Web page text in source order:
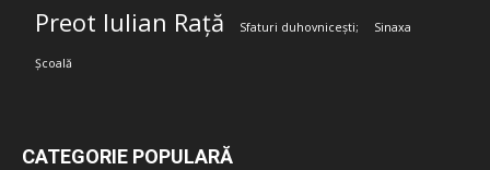
Preot Iulian Rață Sfaturi duhovnicești; Sinaxa
Școală
CATEGORIE POPULARĂ